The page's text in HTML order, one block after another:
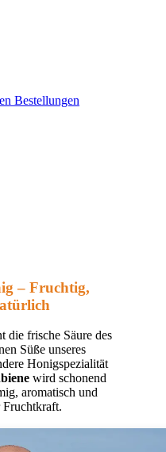
Bestellungen
– Fruchtig,
die frische Säure des
Süße unseres
Honigspezialität
wird schonend
aromatisch und